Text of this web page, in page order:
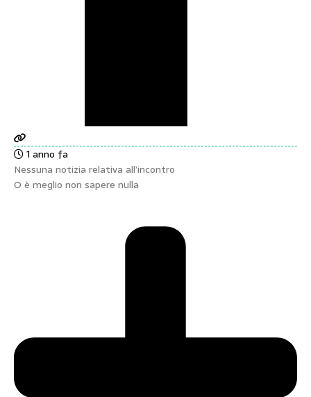
1 anno fa
Nessuna notizia relativa all’incontro
O è meglio non sapere nulla